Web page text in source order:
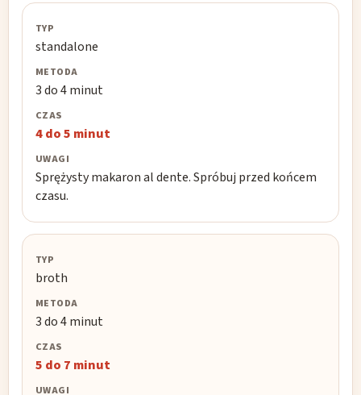
Typ
Al
dente
Miękki
Uwagi
standalone
3 do 4 minut
4 do 5 minut
Sprężysty makaron al dente. Spróbuj przed końcem
czasu.
broth
3 do 4 minut
5 do 7 minut